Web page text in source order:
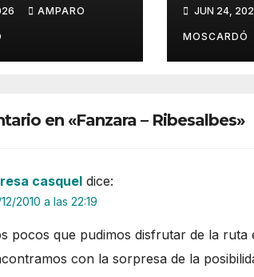
AMPARO JUN 24,
MOSCARDÓ
en «Fanzara – Ribesalbes»
casquel dice:
2010 a las 22:19
pocos que pudimos disfrutar de la
con la sorpresa de la